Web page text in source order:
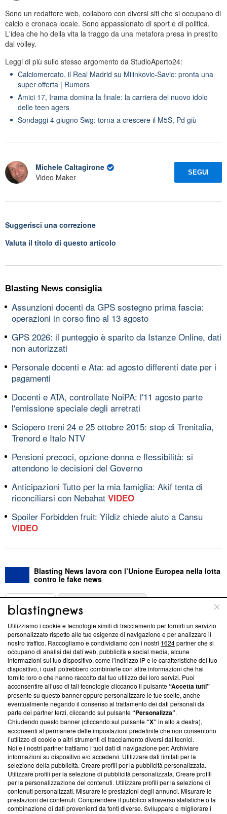
Sono un redattore web, collaboro con diversi siti che si occupano di
calcio e cronaca locale. Sono appassionato di sport e di politica.
L'idea che ho della vita la traggo da una metafora presa in prestito
dal volley.
Leggi di più sullo stesso argomento da StudioAperto24:
Calciomercato, il Real Madrid su Milinkovic-Savic: pronta una
super offerta | Rumors
Amici 17, Irama domina la finale: la carriera del nuovo idolo
delle teen agers
Sondaggi 4 giugno Swg: torna a crescere il M5S, Pd giù
Michele Caltagirone
Video Maker
SEGUI
Suggerisci una correzione
Valuta il titolo di questo articolo
Blasting News consiglia
Assunzioni docenti da GPS sostegno prima fascia:
operazioni in corso fino al 13 agosto
GPS 2026: il punteggio è sparito da Istanze Online, dati
non autorizzati
Personale docenti e Ata: ad agosto differenti date per i
pagamenti
Docenti e ATA, controllate NoiPA: l'11 agosto parte
l'emissione speciale degli arretrati
Sciopero treni 24 e 25 ottobre 2015: stop di Trenitalia,
Trenord e Italo NTV
Pensioni precoci, opzione donna e flessibilità: si
attendono le decisioni del Governo
Anticipazioni Tutto per la mia famiglia: Akif tenta di
riconciliarsi con Nebahat VIDEO
Spoiler Forbidden fruit: Yildiz chiede aiuto a Cansu
VIDEO
Blasting News lavora con l’Unione Europea nella lotta
contro le fake news
ABOUT
Questa sezione offre informazioni trasparenti su Blasting
News, sui nostri processi editoriali e su come ci impegniamo a
creare news di qualità. Inoltre, afferma la nostra aderenza a
‘Trust Project - News with Integrity’Blasting News non è
ancora membro del programma, ma ha richiesto di farne
parte; Trust Project non ha ancora effettuato una verifica di
conformità agli standard.
Su di noi
Team editoriale
Corporate
Redazione
Informativa Privacy
Cookie Policy
Utilizziamo i cookie e tecnologie simili di tracciamento per fornirti un servizio
personalizzato rispetto alle tue esigenze di navigazione e per analizzare il
nostro traffico. Raccogliamo e condividiamo con i nostri 1624partner che si
occupano di analisi dei dati web, pubblicità e social media, alcune
informazioni sul tuo dispositivo, come l’indirizzo IP e le caratteristiche del tuo
dispositivo, i quali potrebbero combinarle con altre informazioni che hai
fornito loro o che hanno raccolto dal tuo utilizzo dei loro servizi. Puoi
acconsentire all’uso di tali tecnologie cliccando il pulsante“Accetta tutti”
presente su questo banner oppure personalizzare le tue scelte, anche
eventualmente negando il consenso al trattamento dei dati personali da
parte dei partner terzi, cliccando sul pulsante“Personalizza”.
Chiudendo questo banner (cliccando sul pulsante“X”in alto a destra),
acconsenti al permanere delle impostazioni predefinite che non consentono
l’utilizzo di cookie o altri strumenti di tracciamento diversi dai tecnici.
Noi e i nostri partner trattiamo i tuoi dati di navigazione per: Archiviare
informazioni su dispositivo e/o accedervi. Utilizzare dati limitati per la
selezione della pubblicità. Creare profili per la pubblicità personalizzata.
Utilizzare profili per la selezione di pubblicità personalizzata. Creare profili
per la personalizzazione dei contenuti. Utilizzare profili per la selezione di
contenuti personalizzati. Misurare le prestazioni degli annunci. Misurare le
prestazioni dei contenuti. Comprendere il pubblico attraverso statistiche o la
combinazione di dati provenienti da fonti diverse. Sviluppare e migliorare i